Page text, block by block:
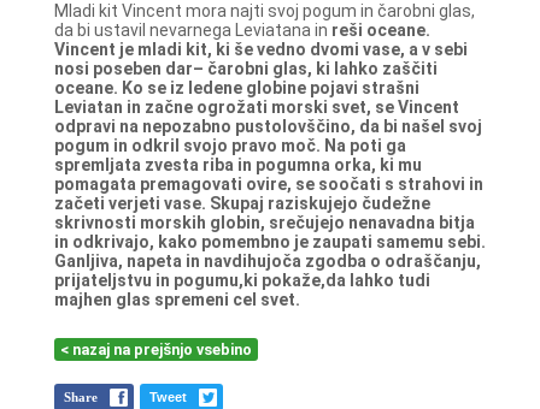
Mladi kit Vincent mora najti svoj pogum in čarobni glas,
da bi ustavil nevarnega Leviatana in reši oceane.
Vincent je mladi kit, ki še vedno dvomi vase, a v sebi
nosi poseben dar– čarobni glas, ki lahko zaščiti
oceane. Ko se iz ledene globine pojavi strašni
Leviatan in začne ogrožati morski svet, se Vincent
odpravi na nepozabno pustolovščino, da bi našel svoj
pogum in odkril svojo pravo moč. Na poti ga
spremljata zvesta riba in pogumna orka, ki mu
pomagatapremagovati ovire, se soočati s strahovi in
začeti verjeti vase. Skupaj raziskujejo čudežne
skrivnosti morskih globin, srečujejo nenavadna bitja
in odkrivajo, kako pomembno jezaupati samemu sebi.
Ganljiva, napeta in navdihujoča zgodba o odraščanju,
prijateljstvu in pogumu,ki pokaže,da lahko tudi
majhen glas spremeni cel svet.
< nazaj na prejšnjo vsebino
Share Tweet